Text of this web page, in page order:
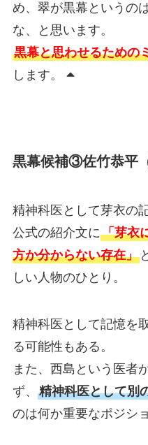
め、翠が黒幕というの
な、と思います。
黒幕と思わせるための
します。
黒幕候補③佐竹恭平
精神科医として芽衣の
公式の紹介文に「芽衣
方か分からない存在」
しい人物のひとり。
精神科医として記憶を
る可能性もある。
また、西島という医者
ず、 精神科医として別
のは何か重要なポジシ